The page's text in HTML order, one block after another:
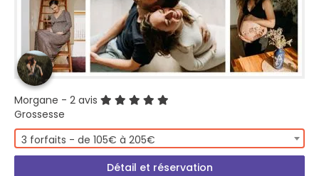
Morgane - 2 avis
Grossesse
3 forfaits - de 105€ à 205€
Détail et réservation